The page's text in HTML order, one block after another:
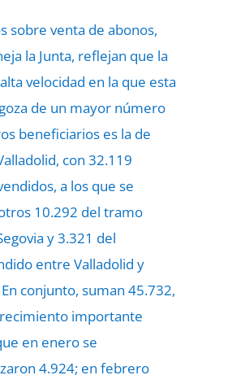
sobre venta de abonos,
la Junta, reflejan que la
velocidad en la que esta
de un mayor número
beneficiarios es la de
con 32.119
a los que se
10.292 del tramo
y 3.321 del
entre Valladolid y
conjunto, suman 45.732,
importante
en enero se
4.924; en febrero